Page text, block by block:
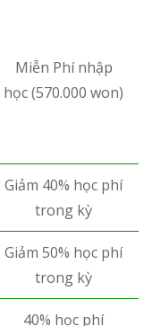
Miễn Phí nhập
học (570.000 won)
Giảm 40% học phí
trong kỳ
Giảm 50% học phí
trong kỳ
40% học phí